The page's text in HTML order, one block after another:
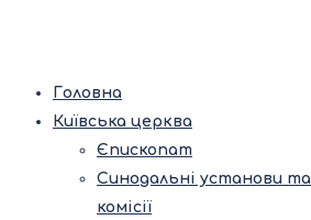
Головна
Київська церква
Єпископат
Синодальні установи та
комісії